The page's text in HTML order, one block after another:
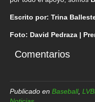
Escrito por: Trina
Foto: David Pedraza |
Comentarios
Publicado en Baseball,